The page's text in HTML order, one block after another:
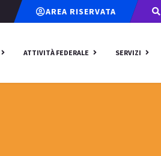
AREA RISERVATA
ATTIVITÀ FEDERALE SERVIZI